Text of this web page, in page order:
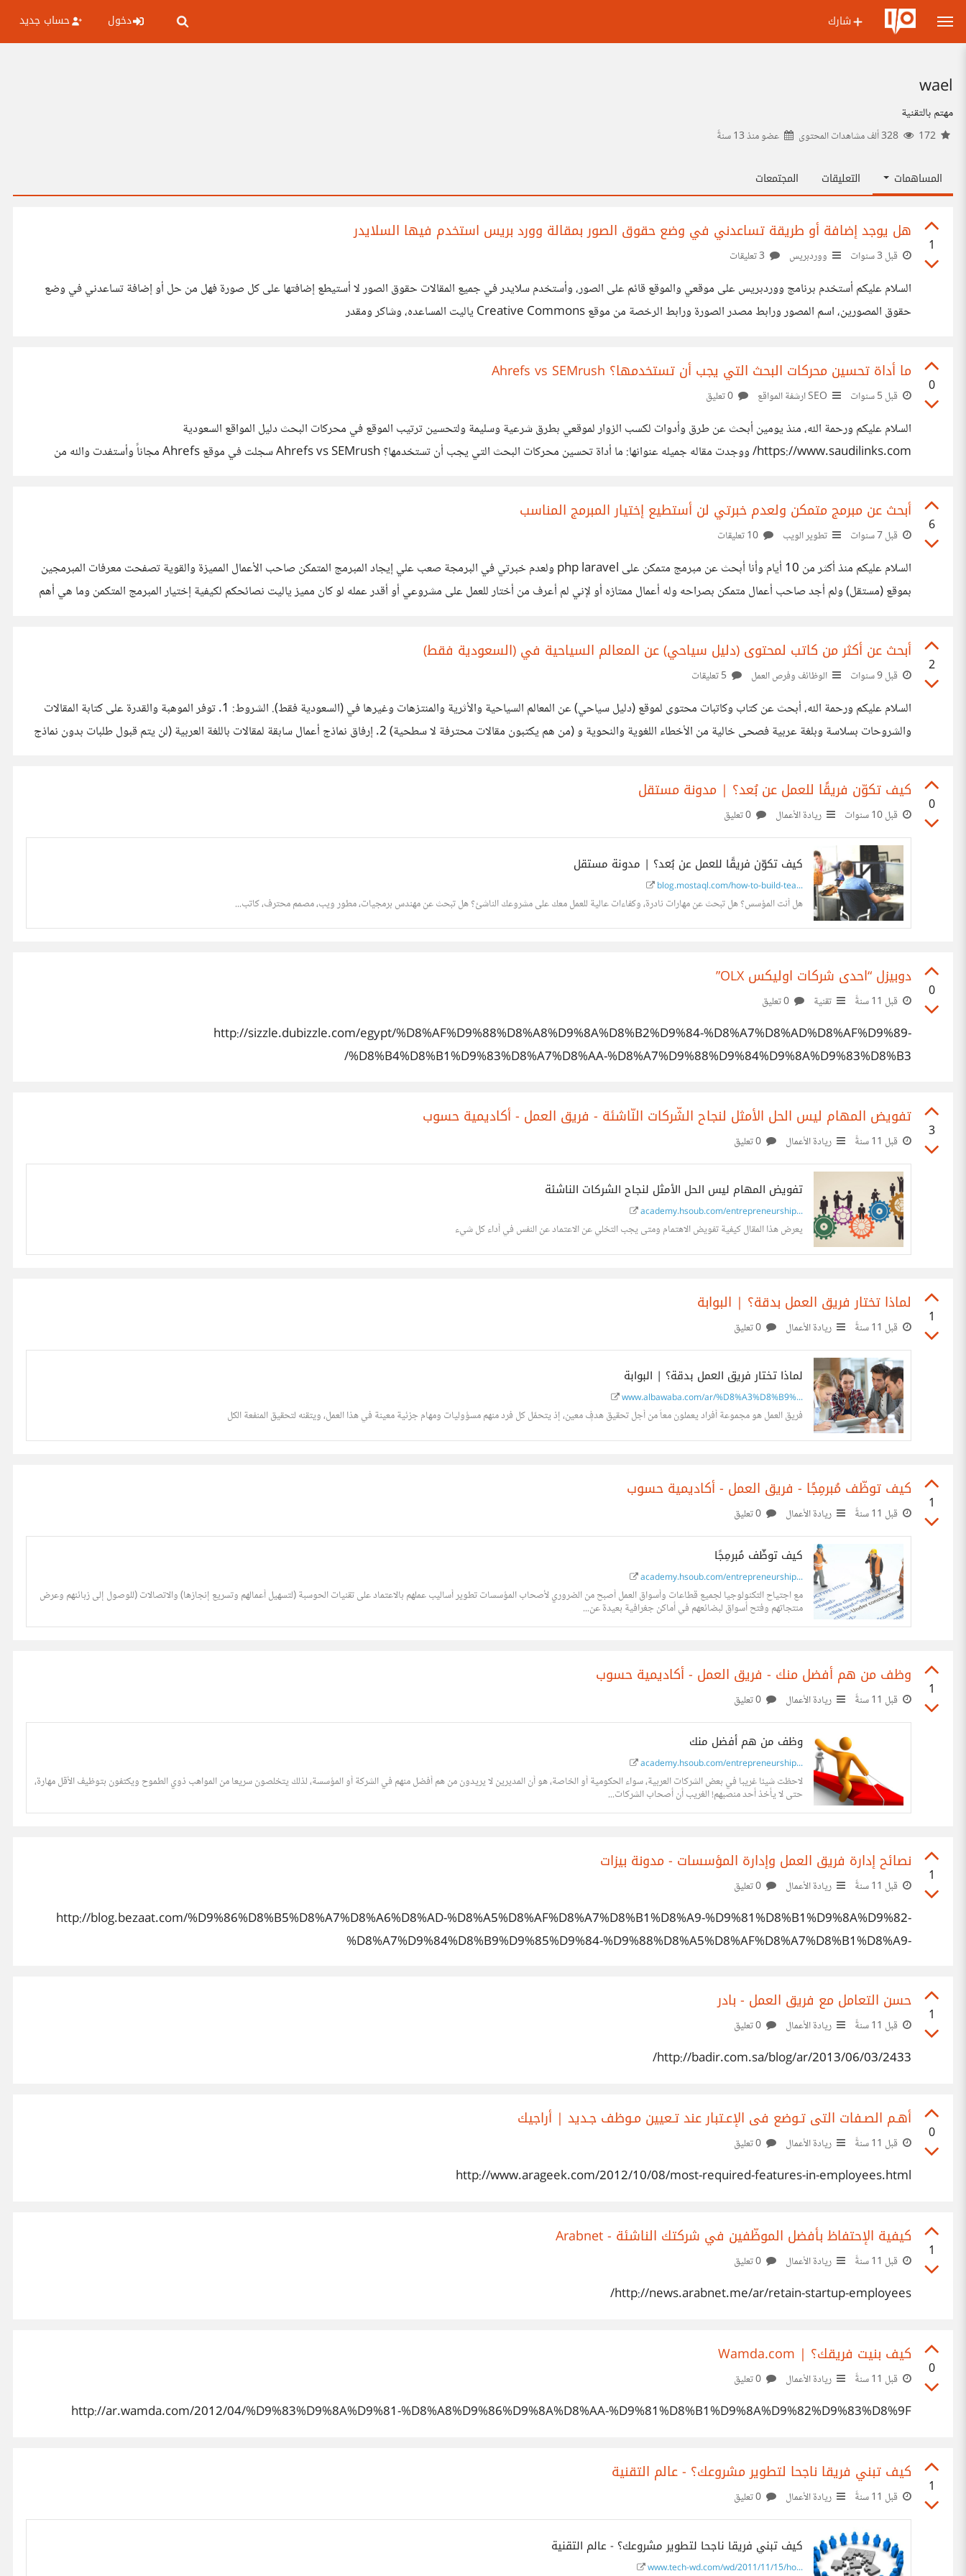
شارك دخول حساب جديد
wael
مهتم بالتقنية
عضو منذ13 سنةً
المساهمات التعليقات المجتمعات
1
هل يوجد إضافة أو طريقة تساعدني في وضع حقوق الصور بمقالة وورد بريس استخدم فيها السلايدر
قبل 3 سنوات ووردبريس
السلام عليكم أستخدم برنامج ووردبريس على موقعي والموقع قائم على الصور، وأستخدم سلايدر في جميع المقالات حقوق الصور لا أستيطع إضافتها على كل صورة فهل من حل أو إضافة تساعدني في وضع
حقوق المصورين، اسم المصور ورابط مصدر الصورة ورابط الرخصة من موقع Creative Commons ياليت المساعده، وشاكر ومقدر
0
ما أداة تحسين محركات البحث التي يجب أن تستخدمها؟ Ahrefs vs SEMrush
قبل 5 سنوات
السلام عليكم ورحمة الله، منذ يومين أبحث عن طرق وأدوات لكسب الزوار لموقعي بطرق شرعية وسليمة ولتحسين ترتيب الموقع في محركات البحث دليل المواقع السعودية
https://www.saudilinks.com/ ووجدت مقاله جميله عنوانها: ما أداة تحسين محركات البحث التي يجب أن تستخدمها؟ Ahrefs vs SEMrush سجلت في موقع Ahrefs مجاناً وأستفدت والله من
https://www.affde.com/ar/ahrefs-vs-semrush-1.html
6
أبحث عن مبرمج متمكن ولعدم خبرتي لن أستطيع إختيار المبرمج المناسب
قبل 7 سنوات تطوير الويب
السلام عليكم منذ أكثر من 10 أيام وأنا أبحث عن مبرمج متمكن على php laravel ولعدم خبرتي في البرمجة صعب علي إيجاد المبرمج المتمكن صاحب الأعمال المميزة والقوية تصفحت معرفات المبرمجين
بموقع (مستقل) ولم أجد صاحب أعمال متمكن بصراحه وله أعمال ممتازه أو لإني لم أعرف من أختار للعمل على مشروعي أو أقدر عمله لو كان مميز ياليت نصائحكم لكيفية إختيار المبرمج المتكمن وما هي أهم
2
أبحث عن أكثر من كاتب لمحتوى (دليل سياحي) عن المعالم السياحية في (السعودية فقط)
قبل 9 سنوات الوظائف وفرص العمل
السلام عليكم ورحمة الله، أبحث عن كتاب وكاتبات محتوى لموقع (دليل سياحي) عن المعالم السياحية والأثرية والمنتزهات وغيرها في (السعودية فقط). الشروط: 1. توفر الموهبة والقدرة على كتابة المقالات
والشروحات بسلاسة وبلغة عربية فصحى خالية من الأخطاء اللغوية والنحوية و (من هم يكتبون مقالات محترفة لا سطحية) 2. إرفاق نماذج أعمال سابقة لمقالات باللغة العربية (لن يتم قبول طلبات بدون نماذج
0
كيف تكوّن فريقًا للعمل عن بُعد؟ | مدونة مستقل
قبل 10 سنوات ريادة الأعمال
كيف تكوّن فريقًا للعمل عن بُعد؟ | مدونة مستقل
blog.mostaql.com/how-to-build-tea...
هل أنت المؤسس؟ هل تبحث عن مهارات نادرة، وكفاءات عالية للعمل معك على مشروعك الناشئ؟ هل تبحث عن مهندس برمجيات، مطور ويب، مصمم محترف، كاتب...
0
دوبيزل “احدى شركات اوليكس OLX”
قبل 11 سنةً تقنية
http://sizzle.dubizzle.com/egypt/%D8%AF%D9%88%D8%A8%D9%8A%D8%B2%D9%84-%D8%A7%D8%AD%D8%AF%D9%89-
%D8%B4%D8%B1%D9%83%D8%A7%D8%AA-%D8%A7%D9%88%D9%84%D9%8A%D9%83%D8%B3/
3
تفويض المهام ليس الحل الأمثل لنجاح الشّركات النّاشئة - فريق العمل - أكاديمية حسوب
قبل 11 سنةً ريادة الأعمال
تفويض المهام ليس الحل الأمثل لنجاح الشركات الناشئة
academy.hsoub.com/entrepreneurship...
يعرض هذا المقال كيفية تفويض الاهتمام ومتى يجب التخلي عن الاعتماد عن النفس في أداء كل شيء
1
لماذا تختار فريق العمل بدقة؟ | البوابة
قبل 11 سنةً ريادة الأعمال
لماذا تختار فريق العمل بدقة؟ | البوابة
www.albawaba.com/ar/%D8%A3%D8%B9%...
فريق العمل هو مجموعة أفراد يعملون معاً من أجل تحقيق هدفٍ معين، إذ يتحمّل كل فرد منهم مسؤوليات ومهام جزئية معينة في هذا العمل، ويتقنه لتحقيق المنفعة الكل
1
كيف توظّف مُبرمِجًا - فريق العمل - أكاديمية حسوب
قبل 11 سنةً ريادة الأعمال
كيف توظّف مُبرمِجًا
academy.hsoub.com/entrepreneurship...
مع اجتياح التكنولوجيا لجميع قطاعات وأسواق العمل أصبح من الضروري لأصحاب المؤسسات تطوير أساليب عملهم بالاعتماد على تقنيات الحوسبة (لتسهيل أعمالهم وتسريع إنجازها) والاتصالات (للوصول إلى زبائنهم وعرض
منتجاتهم وفتح أسواق لبضائعهم في أماكن جغرافية بعيدة عن...
1
وظف من هم أفضل منك - فريق العمل - أكاديمية حسوب
قبل 11 سنةً ريادة الأعمال
وظف من هم أفضل منك
academy.hsoub.com/entrepreneurship...
لاحظت شيئا غريبا في بعض الشركات العربية، سواء الحكومية أو الخاصة، هو أن المديرين لا يريدون من هم أفضل منهم في الشركة أو المؤسسة، لذلك يتخلصون سريعا من المواهب ذوي الطموح ويكتفون بتوظيف الأقل مهارة،
حتى لا يأخذ أحد منصبهم! الغريب أن أصحاب الشركات...
1
نصائح إدارة فريق العمل وإدارة المؤسسات - مدونة بيزات
قبل 11 سنةً ريادة الأعمال
http://blog.bezaat.com/%D9%86%D8%B5%D8%A7%D8%A6%D8%AD-%D8%A5%D8%AF%D8%A7%D8%B1%D8%A9-%D9%81%D8%B1%D9%8A%D9%82-
%D8%A7%D9%84%D8%B9%D9%85%D9%84-%D9%88%D8%A5%D8%AF%D8%A7%D8%B1%D8%A9-
1
حسن التعامل مع فريق العمل - بادر
قبل 11 سنةً ريادة الأعمال
http://badir.com.sa/blog/ar/2013/06/03/2433/
0
أهـم الصـفات التى تـوضع فى الإعـتبار عند تـعيين مـوظف جـديد | أراجيك
قبل 11 سنةً ريادة الأعمال
http://www.arageek.com/2012/10/08/most-required-features-in-employees.html
1
كيفية الإحتفاظ بأفضل الموظّفين في شركتك الناشئة - Arabnet
قبل 11 سنةً ريادة الأعمال
http://news.arabnet.me/ar/retain-startup-employees/
0
كيف بنيت فريقك؟ | Wamda.com
قبل 11 سنةً ريادة الأعمال
http://ar.wamda.com/2012/04/%D9%83%D9%8A%D9%81-%D8%A8%D9%86%D9%8A%D8%AA-%D9%81%D8%B1%D9%8A%D9%82%D9%83%D8%9F
1
كيف تبني فريقا ناجحا لتطوير مشروعك؟ - عالم التقنية
قبل 11 سنةً ريادة الأعمال
كيف تبني فريقا ناجحا لتطوير مشروعك؟ - عالم التقنية
www.tech-wd.com/wd/2011/11/15/ho...